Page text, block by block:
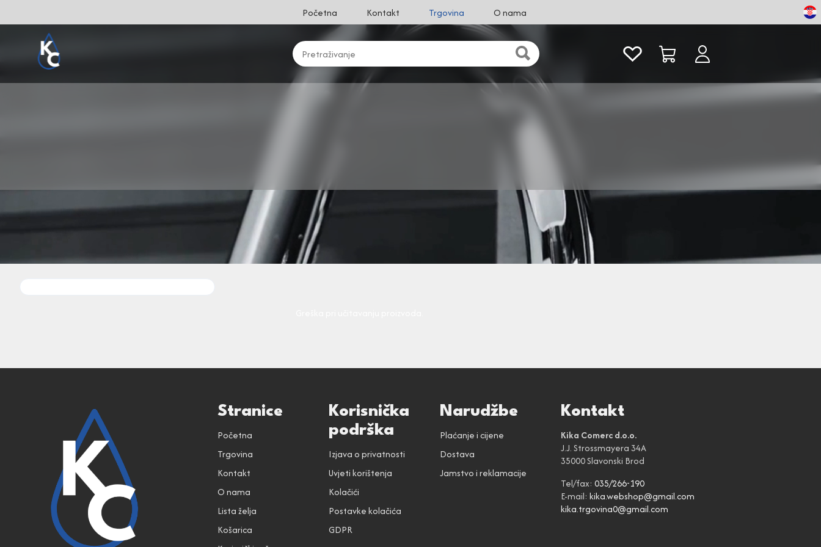
Početna Kontakt Trgovina O nama
Stranice
Početna
Trgovina
Kontakt
O nama
Lista želja
Košarica
Korisnička
podrška
Izjava o privatnosti
Uvjeti korištenja
Kolačići
Postavke kolačića
GDPR
Narudžbe
Plaćanje i cijene
Dostava
Jamstvo i reklamacije
Kontakt
Kika Comerc d.o.o.
J.J. Strossmayera 34A
35000 Slavonski Brod
Tel/fax: 035/266-190
E-mail: kika.webshop@gmail.com
kika.trgovina0@gmail.com